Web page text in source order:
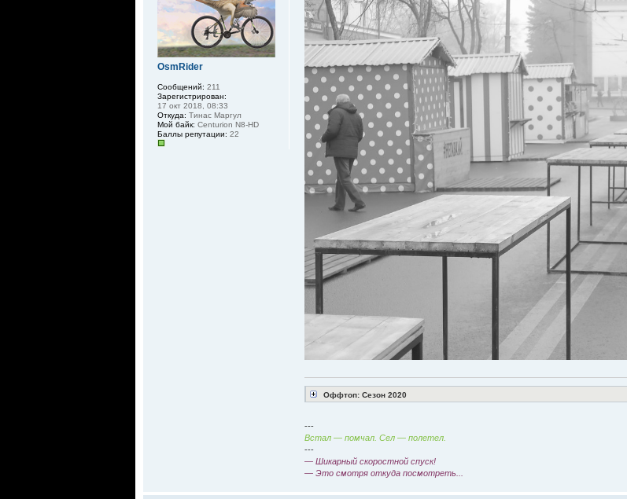
Оффтоп: Сезон 2020
---
Встал — помчал. Сел — полетел.
---
— Шикарный скоростной спуск!
— Это смотря откуда посмотреть...
OsmRider
Сообщений: 211
Зарегистрирован:
17 окт 2018, 08:33
Откуда: Тинас Маргул
Мой байк: Centurion N8-HD
Баллы репутации: 22